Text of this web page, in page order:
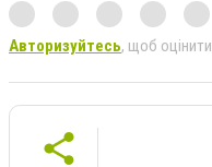
Авторизуйтесь, щоб оцінити